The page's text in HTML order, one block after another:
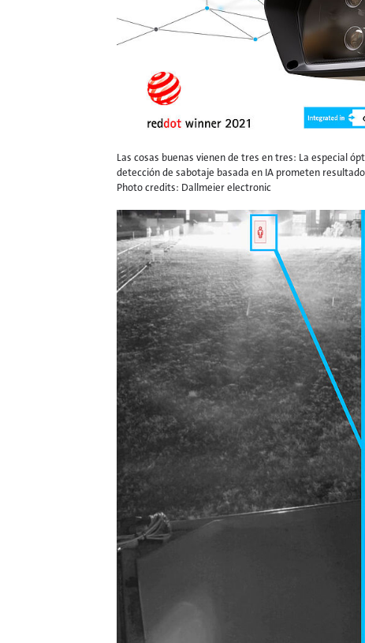
Las cosas buenas vienen de tres en tres: La especial
detección de sabotaje basada en IA prometen
Photo credits: Dallmeier electronic